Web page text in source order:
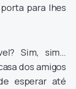
para lhes
Sim, sim…
dos amigos
esperar até